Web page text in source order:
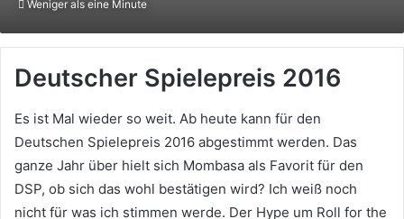
Weniger als eine Minute
Deutscher Spielepreis 2016
Es ist Mal wieder so weit. Ab heute kann für den
Deutschen Spielepreis 2016 abgestimmt werden. Das
ganze Jahr über hielt sich Mombasa als Favorit für den
DSP, ob sich das wohl bestätigen wird? Ich weiß noch
nicht für was ich stimmen werde. Der Hype um Roll for the